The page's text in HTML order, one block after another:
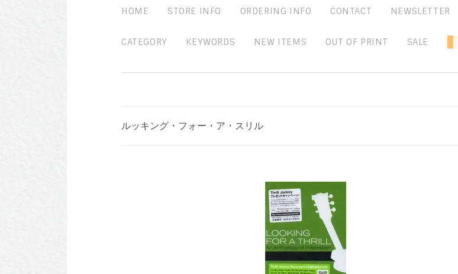
HOME STORE INFO ORDERING INFO CONTACT NEWSLETTER
CATEGORY KEYWORDS NEW ITEMS OUT OF PRINT SALE
ルッキング・フォー・ア・スリル